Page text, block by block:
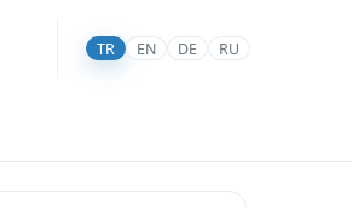
TR EN DE RU